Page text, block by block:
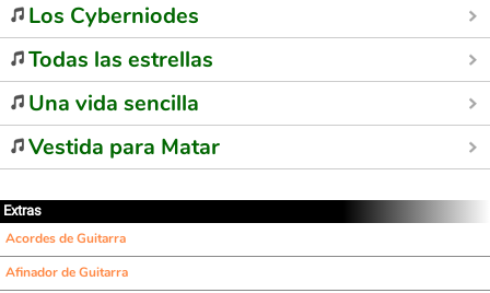
Los Cyberniodes
Todas las estrellas
Una vida sencilla
Vestida para Matar
Extras
Acordes de Guitarra
Afinador de Guitarra